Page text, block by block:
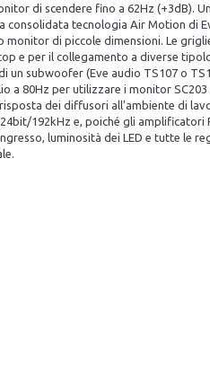
di scendere fino a 62Hz (+3dB).
tecnologia Air Motion
di piccole dimensioni. Le
e per il collegamento a diverse
un subwoofer (Eve audio TS107 o
80Hz per utilizzare i monitor
dei diffusori all'ambiente di
192kHz e, poiché gli amplificatori
luminosità dei LED e tutte le